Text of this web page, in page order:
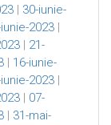
| 30-iunie-
2023 |
| 21-
| 16-iunie-
2023 |
| 07-
| 31-mai-